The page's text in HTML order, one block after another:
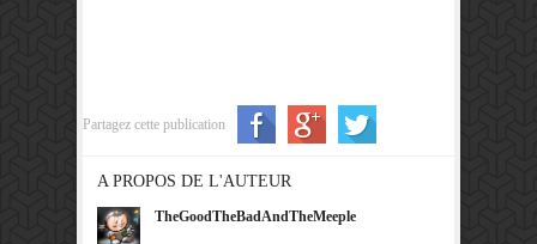
Partagez cette publication
A PROPOS DE L'AUTEUR
TheGoodTheBadAndTheMeeple